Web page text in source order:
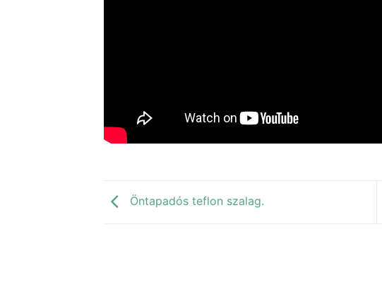
Öntapadós teflon szalag.